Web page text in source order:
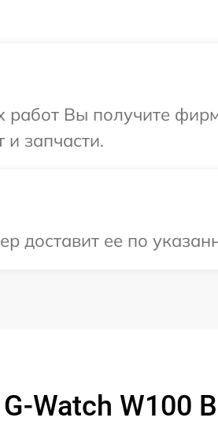
работ Вы получите
и запчасти.
доставит ее по
Watch W100